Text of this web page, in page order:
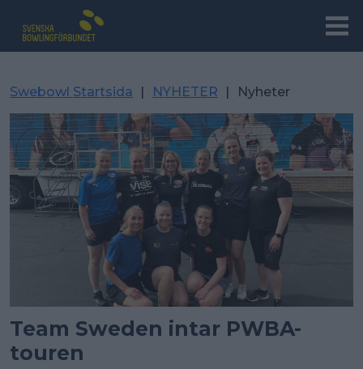
Swebowl Startsida | NYHETER | Nyheter
Team Sweden intar PWBA-
touren